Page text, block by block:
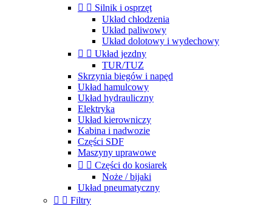
  Silnik i osprzęt
Układ chłodzenia
Układ paliwowy
Układ dolotowy i wydechowy
  Układ jezdny
TUR/TUZ
Skrzynia biegów i napęd
Układ hamulcowy
Układ hydrauliczny
Elektryka
Układ kierowniczy
Kabina i nadwozie
Części SDF
Maszyny uprawowe
  Części do kosiarek
Noże / bijaki
Układ pneumatyczny
  Filtry